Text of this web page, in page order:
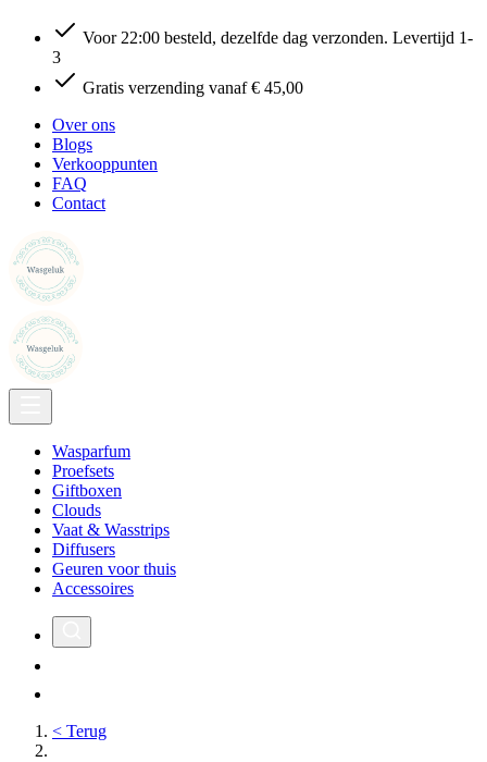
Voor 22:00 besteld, dezelfde dag verzonden. Levertijd 1-
3
Gratis verzending vanaf € 45,00
Over ons
Blogs
Verkooppunten
FAQ
Contact
Wasparfum
Proefsets
Giftboxen
Clouds
Vaat & Wasstrips
Diffusers
Geuren voor thuis
Accessoires
< Terug